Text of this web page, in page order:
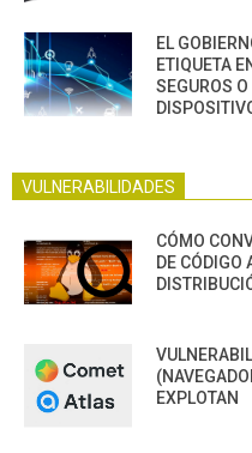
EL
ETIQUETA
SEGUROS
VULNERABILIDADES
CÓMO
DE CÓDIGO
EXPLOTAN